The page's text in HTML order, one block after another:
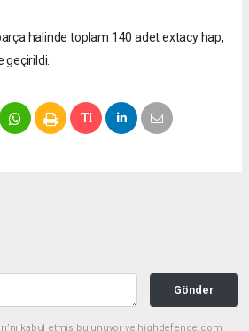
halinde toplam 140 adet extacy hap,
geçirildi.
Gönder
kabul etmiş bulunuyor ve highdefence.com